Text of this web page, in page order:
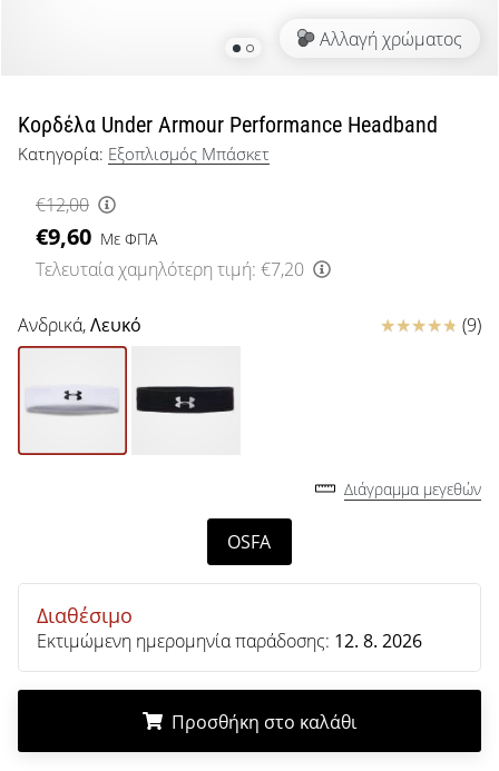
μπάσκετ
όπως
εμείς;
μαζί
μας
ως
πρεσβευτής
μάρκας
Εμφάνιση
Αλλαγή χρώματος
Κορδέλα Under Armour Performance Headband
Κατηγορία: Εξοπλισμός Μπάσκετ
€12,00
€9,60 Με ΦΠΑ
Τελευταία χαμηλότερη τιμή: €7,20
Ανδρικά,Λευκό Κριτικές (9)
Διάγραμμα μεγεθών
OSFA
Διαθέσιμο
Εκτιμώμενη ημερομηνία παράδοσης: 12. 8. 2026
Προσθήκη στο καλάθι